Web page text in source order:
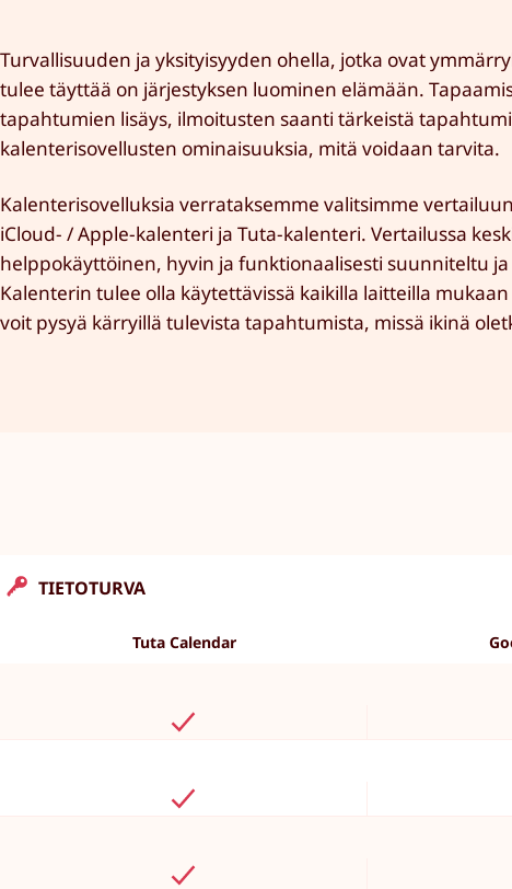
Turvallisuuden ja yksityisyyden ohella, jotka ovat
tulee täyttää on järjestyksen luominen elämään.
tapahtumien lisäys, ilmoitusten saanti tärkeistä
kalenterisovellusten ominaisuuksia, mitä voidaan tarvita.
Kalenterisovelluksia verrataksemme valitsimme
iCloud- / Apple-kalenteri ja Tuta-kalenteri. Vertailussa
helppokäyttöinen, hyvin ja funktionaalisesti suunniteltu
Kalenterin tulee olla käytettävissä kaikilla laitteilla
voit pysyä kärryillä tulevista tapahtumista, missä ikinä
TIETOTURVA
Tuta Calendar